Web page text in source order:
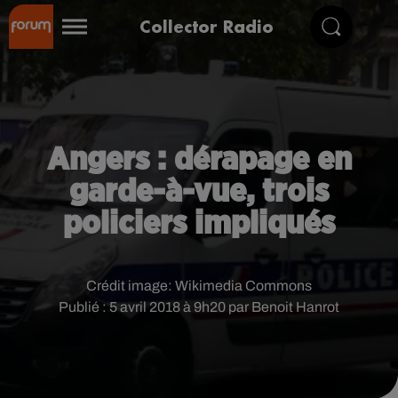
Collector Radio
Angers : dérapage en
garde-à-vue, trois
policiers impliqués
Publié : 5 avril 2018 à 9h20 par Benoit Hanrot
Crédit image: Wikimedia Commons